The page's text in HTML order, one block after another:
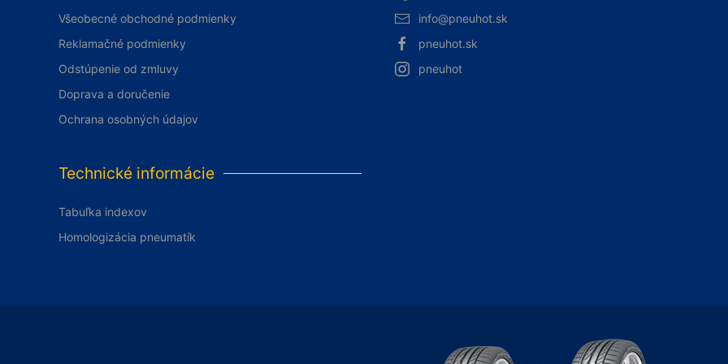
Všeobecné obchodné podmienky
Reklamačné podmienky
Odstúpenie od zmluvy
Doprava a doručenie
Ochrana osobných údajov
Technické informácie
Tabuľka indexov
Homologizácia pneumatík
info@pneuhot.sk
pneuhot.sk
pneuhot